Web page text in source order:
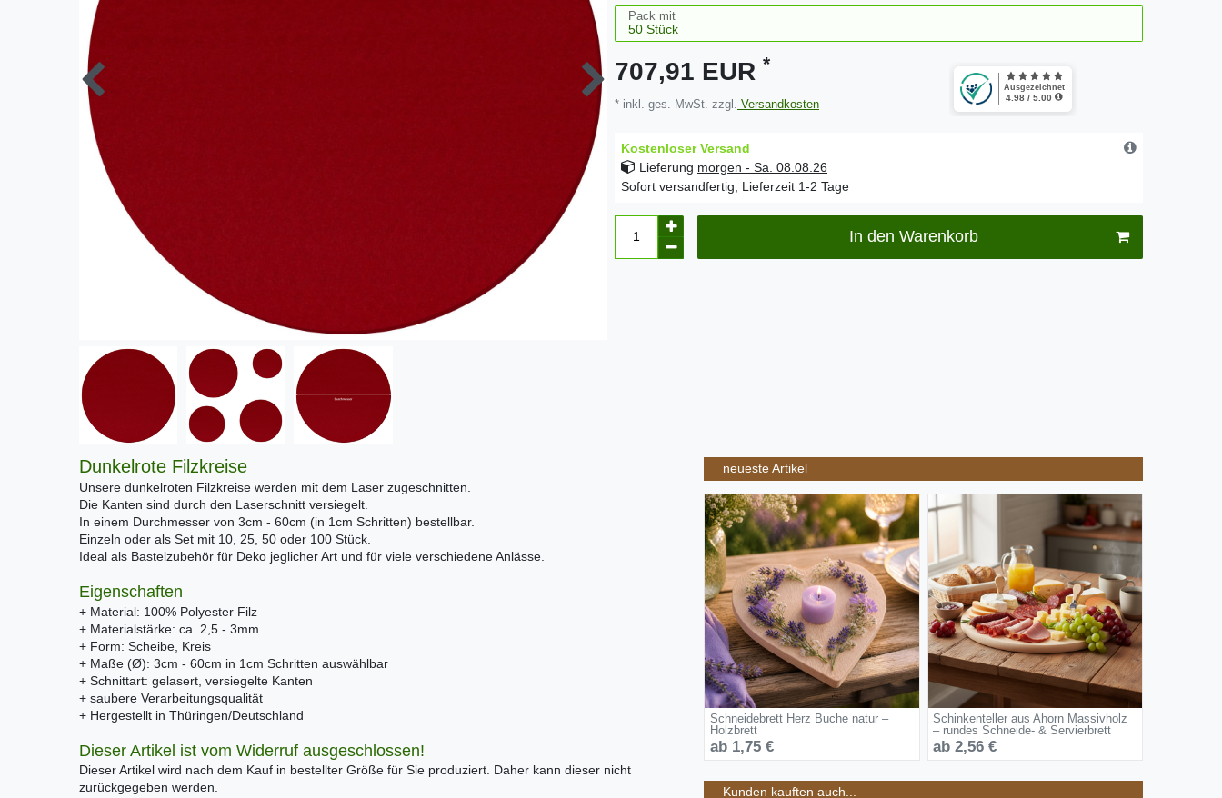
Pack mit
707,91 EUR *
* inkl. ges. MwSt. zzgl. Versandkosten
Kostenloser Versand
Lieferung morgen - Sa. 08.08.26
Sofort versandfertig, Lieferzeit 1-2 Tage
In den Warenkorb
Dunkelrote Filzkreise
Unsere dunkelroten Filzkreise werden mit dem Laser zugeschnitten.
Die Kanten sind durch den Laserschnitt versiegelt.
In einem Durchmesser von 3cm - 60cm (in 1cm Schritten) bestellbar.
Einzeln oder als Set mit 10, 25, 50 oder 100 Stück.
Ideal als Bastelzubehör für Deko jeglicher Art und für viele verschiedene Anlässe.
Eigenschaften
+ Material: 100% Polyester Filz
+ Materialstärke: ca. 2,5 - 3mm
+ Form: Scheibe, Kreis
+ Maße (Ø): 3cm - 60cm in 1cm Schritten auswählbar
+ Schnittart: gelasert, versiegelte Kanten
+ saubere Verarbeitungsqualität
+ Hergestellt in Thüringen/Deutschland
Dieser Artikel ist vom Widerruf ausgeschlossen!
Dieser Artikel wird nach dem Kauf in bestellter Größe für Sie produziert. Daher kann dieser nicht
zurückgegeben werden.
neueste Artikel
Schneidebrett Herz Buche natur –
Holzbrett
ab 1,75 €
Schinkenteller aus Ahorn Massivholz
– rundes Schneide- & Servierbrett
ab 2,56 €
Kunden kauften auch...